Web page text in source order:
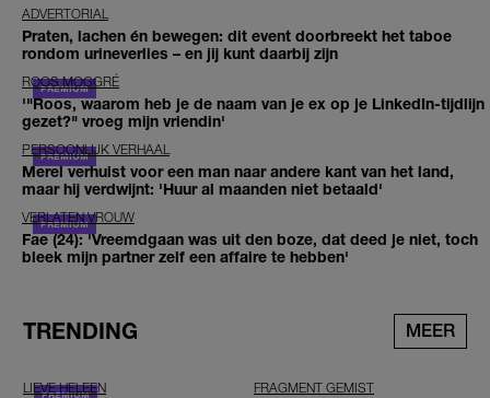
ADVERTORIAL
Praten, lachen én bewegen: dit event doorbreekt het taboe
rondom urineverlies – en jij kunt daarbij zijn
ROOS MOGGRÉ
'"Roos, waarom heb je de naam van je ex op je LinkedIn-tijdlijn
gezet?" vroeg mijn vriendin'
PERSOONLIJK VERHAAL
Merel verhuist voor een man naar andere kant van het land,
maar hij verdwijnt: 'Huur al maanden niet betaald'
VERLATEN VROUW
Fae (24): 'Vreemdgaan was uit den boze, dat deed je niet, toch
bleek mijn partner zelf een affaire te hebben'
TRENDING MEER
LIEVE HELEEN FRAGMENT GEMIST